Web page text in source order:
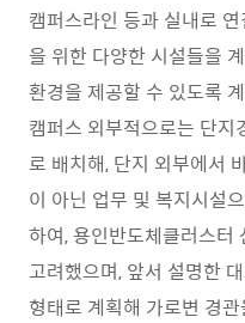
캠퍼스라인 등과 실내로
을 위한 다양한 시설들을
환경을 제공할 수 있도록
캠퍼스 외부적으로는 단
로 배치해, 단지 외부에서
이 아닌 업무 및 복지시설
하여, 용인반도체클러스터
고려했으며, 앞서 설명한
형태로 계획해 가로변 경